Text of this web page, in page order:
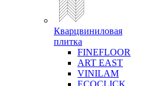
Кварцвиниловая
плитка
FINEFLOOR
ART EAST
VINILAM
ECOCLICK